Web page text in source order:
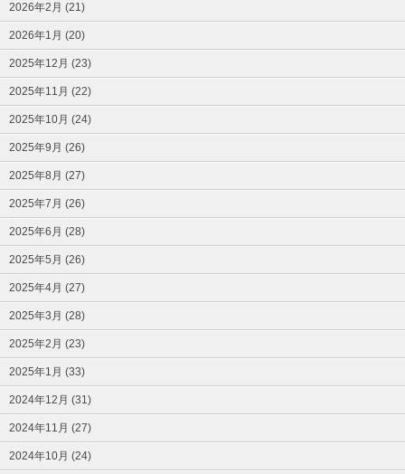
2026年2月 (21)
2026年1月 (20)
2025年12月 (23)
2025年11月 (22)
2025年10月 (24)
2025年9月 (26)
2025年8月 (27)
2025年7月 (26)
2025年6月 (28)
2025年5月 (26)
2025年4月 (27)
2025年3月 (28)
2025年2月 (23)
2025年1月 (33)
2024年12月 (31)
2024年11月 (27)
2024年10月 (24)